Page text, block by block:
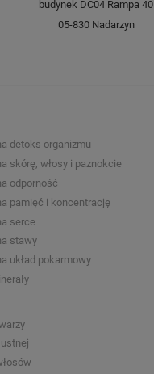
budynek DC04 Rampa 40
05-830 Nadarzyn
detoks organizmu
skórę, włosy i paznokcie
odporność
pamięć i koncentrację
serce
stawy
układ pokarmowy